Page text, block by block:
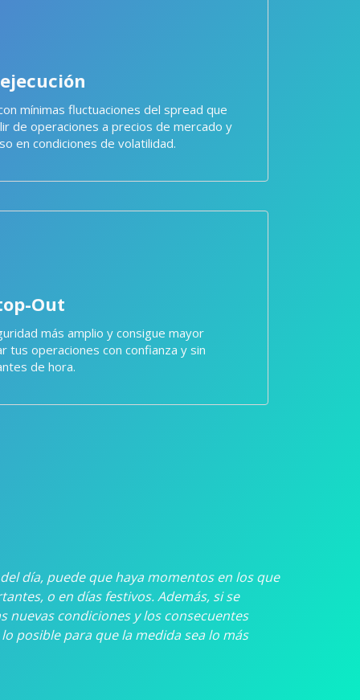
mínimas fluctuaciones del spread que
de operaciones a precios de mercado y
en condiciones de volatilidad.
Out
más amplio y consigue mayor
tus operaciones con confianza y sin
de hora.
día, puede que haya momentos en los que
o en días festivos. Además, si se
condiciones y los consecuentes
posible para que la medida sea lo más